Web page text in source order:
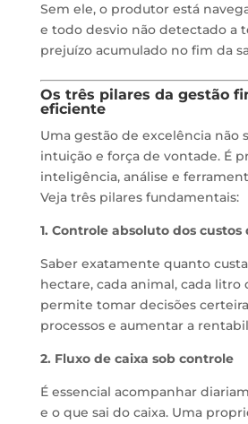
Sem ele, o produtor está
e todo desvio não detectado a
prejuízo acumulado no fim da
Os três pilares da gestão
eficiente
Uma gestão de excelência não
intuição e força de vontade. É
inteligência, análise e
Veja três pilares fundamentais:
1. Controle absoluto dos
Saber exatamente quanto
hectare, cada animal, cada litro
permite tomar decisões
processos e aumentar a
2. Fluxo de caixa sob controle
É essencial acompanhar
e o que sai do caixa. Uma